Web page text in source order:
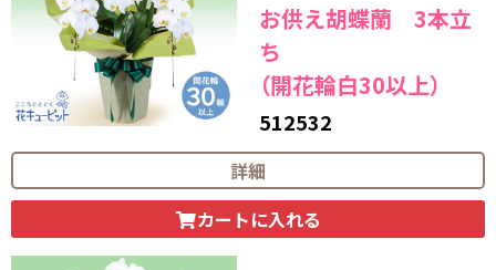
お供え胡蝶蘭 3本立
ち
（開花輪白30以上）
512532
33,000
詳細
カートに入れる